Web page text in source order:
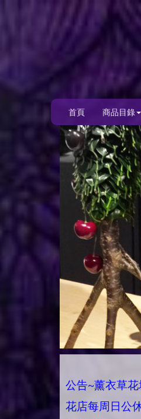
首頁 商品目錄
公告~薰衣草
花店每周日公